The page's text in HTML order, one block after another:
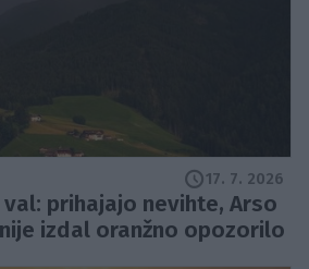
17. 7. 2026
prihajajo nevihte, Arso
izdal oranžno opozorilo